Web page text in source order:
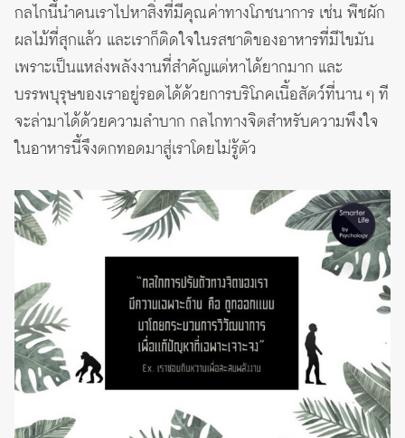
กลไกนี้นำคนเราไปหาสิ่งที่มีคุณค่าทางโภชนาการ เช่น พืชผัก
ผลไม้ที่สุกแล้ว และเราก็ติดใจในรสชาติของอาหารที่มีไขมัน
เพราะเป็นแหล่งพลังงานที่สำคัญแต่หาได้ยากมาก และ
บรรพบุรุษของเราอยู่รอดได้ด้วยการบริโภคเนื้อสัตว์ที่นาน ๆ ที
จะล่ามาได้ด้วยความลำบาก กลไกทางจิตสำหรับความพึงใจ
ในอาหารนี้จึงตกทอดมาสู่เราโดยไม่รู้ตัว